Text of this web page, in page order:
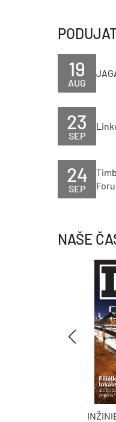
AUG
19
SEP
23
SEP
24
NAŠE